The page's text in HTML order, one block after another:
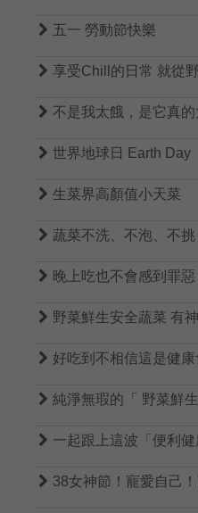
 五一 勞動節快樂
 享受Chill的日常 就從
 不是我太餓，是它真
 世界地球日 Earth Day
 生菜界高顏值小天菜
 蔬菜不洗、不泡、不
 晚上吃也不會感到罪
 野菜鮮生安全蔬菜 有
 好吃到不相信這是健康
 純淨無瑕的「 野菜鮮
 一起跟上這波「便利健
 38女神節！寵愛自己！